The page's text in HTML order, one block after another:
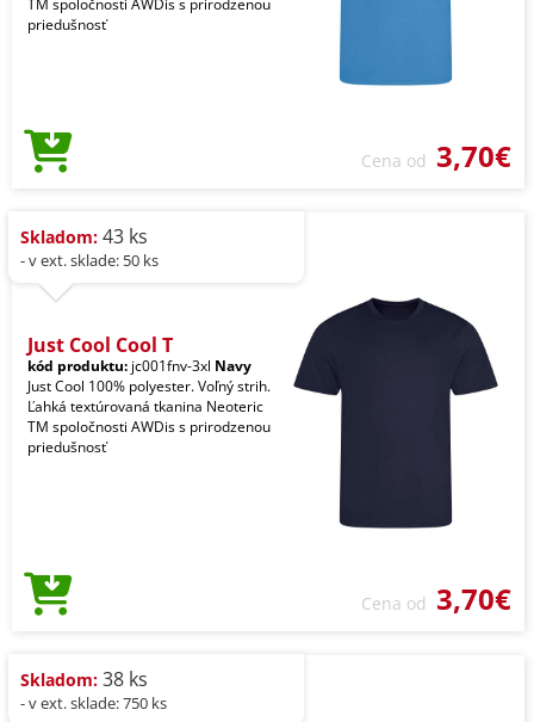
priedušnosť
Cena od 3,70€
Skladom: 43 ks
- v ext. sklade: 50 ks
Just Cool Cool T
kód produktu: jc001fnv-3xl Navy
Just Cool 100% polyester. Voľný strih.
Ľahká textúrovaná tkanina Neoteric
TM spoločnosti AWDis s prirodzenou
priedušnosť
Cena od 3,70€
Skladom: 38 ks
- v ext. sklade: 750 ks